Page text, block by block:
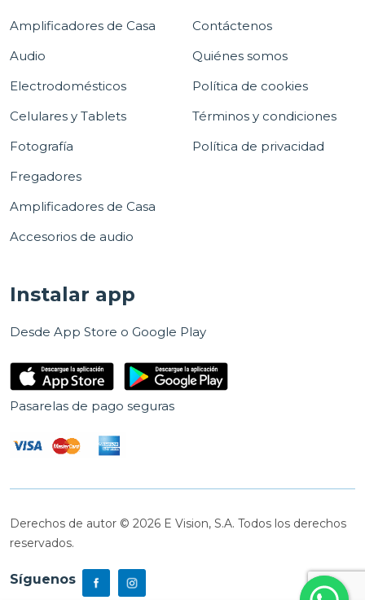
Amplificadores de Casa
Audio
Electrodomésticos
Celulares y Tablets
Fotografía
Fregadores
Amplificadores de Casa
Accesorios de audio
Contáctenos
Quiénes somos
Política de cookies
Términos y condiciones
Política de privacidad
Instalar app
Desde App Store o Google Play
Pasarelas de pago seguras
Derechos de autor © 2026 E Vision, S.A. Todos los derechos
reservados.
Síguenos